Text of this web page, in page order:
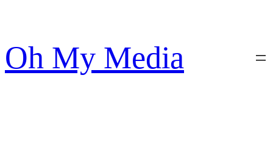
内
容
Oh My Media